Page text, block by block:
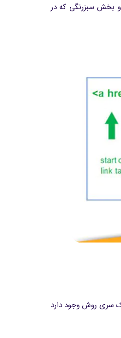
بخش سبزرنگی که در
سری روش وجود دارد